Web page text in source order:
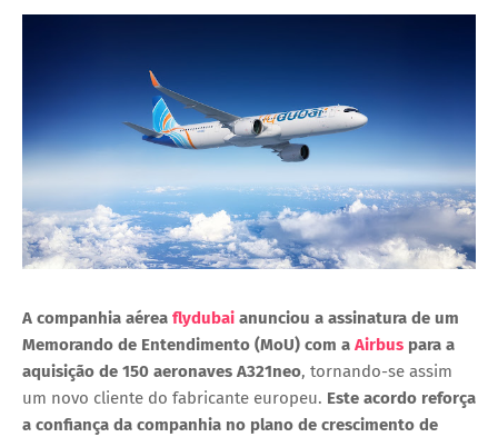
A companhia aérea flydubai anunciou a assinatura de um
Memorando de Entendimento (MoU) com a Airbus para a
aquisição de 150 aeronaves A321neo, tornando-se assim
um novo cliente do fabricante europeu. Este acordo reforça
a confiança da companhia no plano de crescimento de